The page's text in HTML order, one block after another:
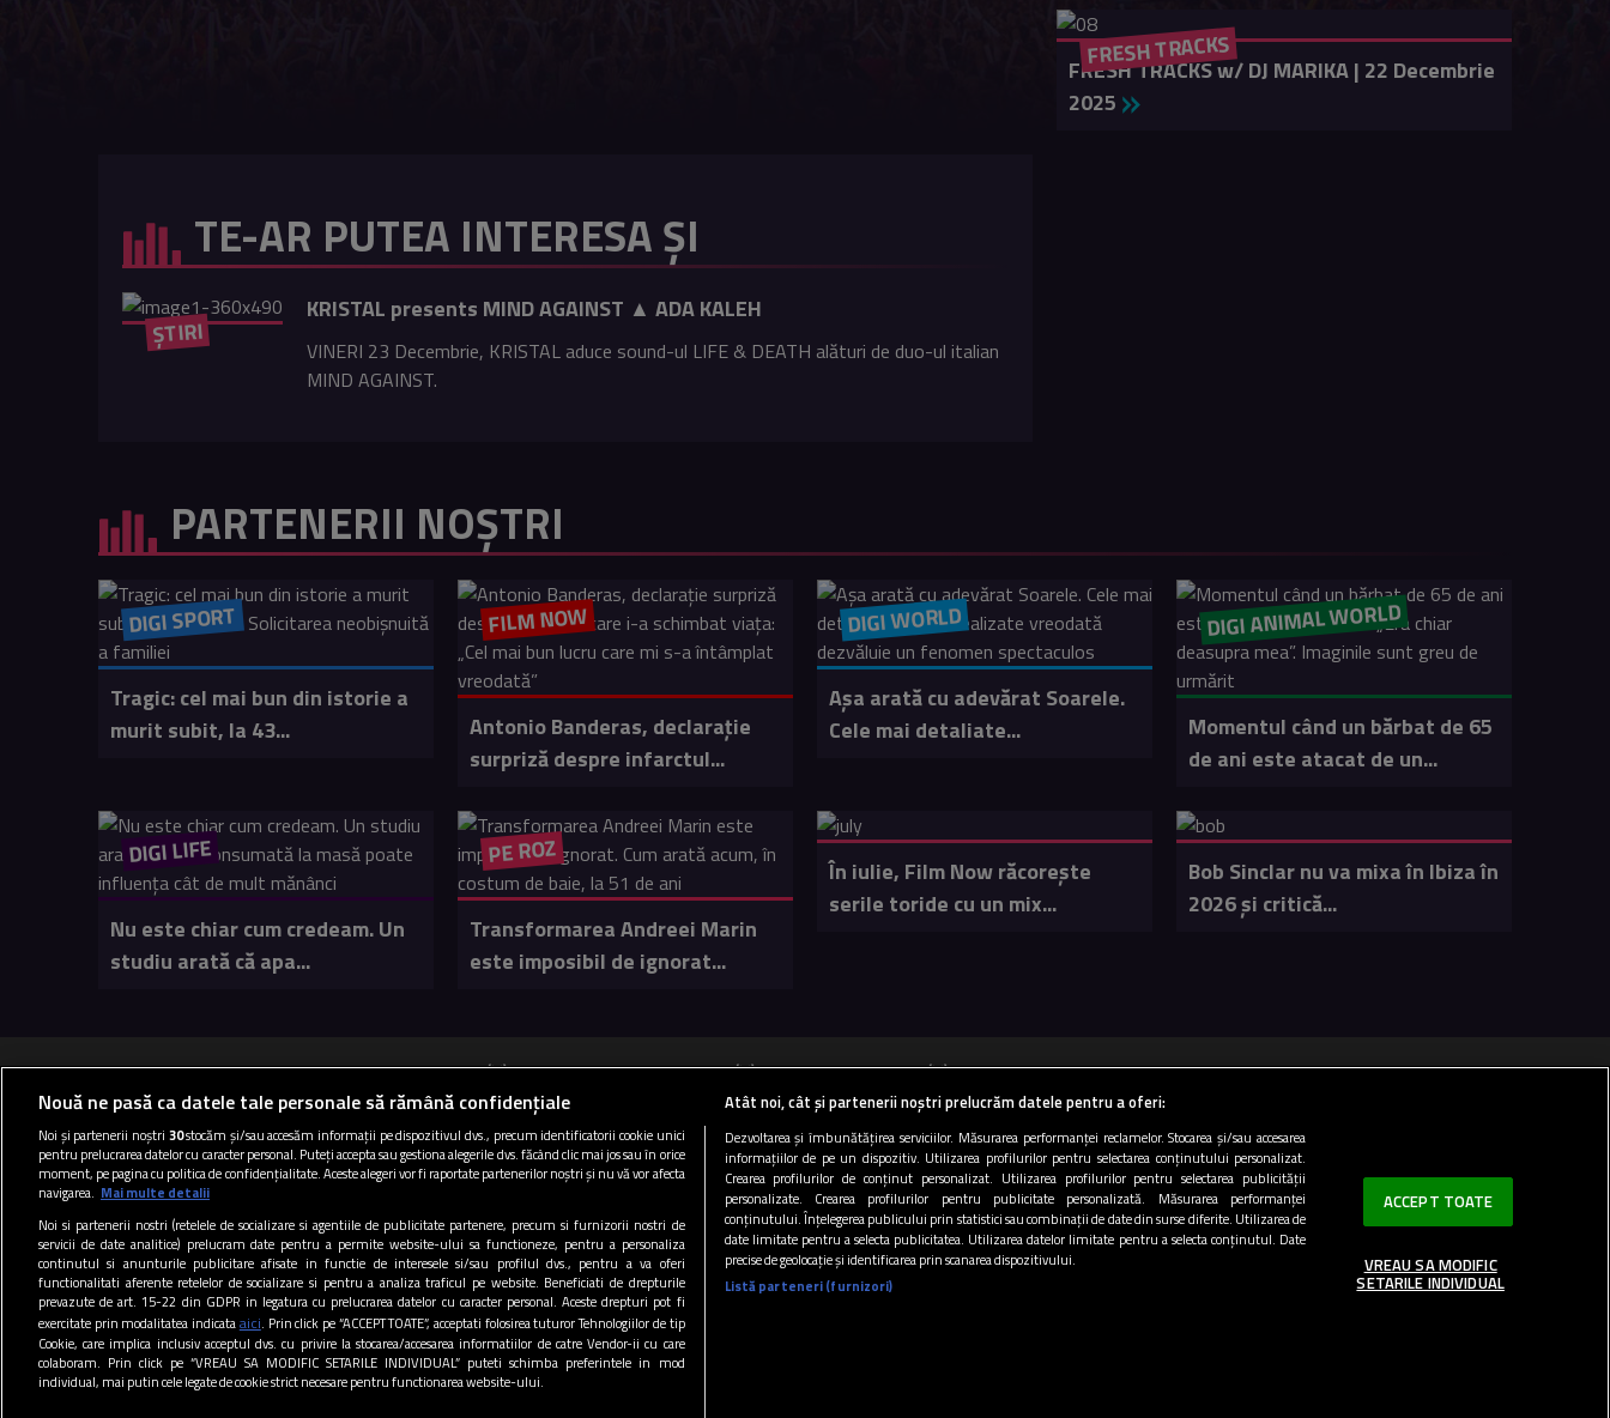
FRESH TRACKS
FRESH TRACKS w/ DJ MARIKA | 22 Decembrie
2025
TE-AR PUTEA INTERESA ȘI
ȘTIRI
KRISTAL presents MIND AGAINST ▲ ADA KALEH
VINERI 23 Decembrie, KRISTAL aduce sound-ul LIFE & DEATH alături de duo-ul italian
MIND AGAINST.
PARTENERII NOȘTRI
DIGI SPORT
Tragic: cel mai bun din istorie a
murit subit, la 43...
FILM NOW
Antonio Banderas, declarație
surpriză despre infarctul...
DIGI WORLD
Așa arată cu adevărat Soarele.
Cele mai detaliate...
DIGI ANIMAL WORLD
Momentul când un bărbat de 65
de ani este atacat de un...
DIGI LIFE
Nu este chiar cum credeam. Un
studiu arată că apa...
PE ROZ
Transformarea Andreei Marin
este imposibil de ignorat...
În iulie, Film Now răcorește
serile toride cu un mix...
Bob Sinclar nu va mixa în Ibiza în
2026 și critică...
București 89.5 FM Cluj 103 FM
Târgu Mureș 100 FM
Copyright © 2026 / DIGI ROMANIA S.A.
Termeni si conditii|Gestionați preferințele|Politica de confidentialitate|Arhiva Top 20
CONTACT/INFO CODUL ETIC
Urmărește-ne și pe:
Nouă ne pasă ca datele tale personale să rămână confidențiale
Noi și partenerii noștri 30stocăm și/sau accesăm informații pe dispozitivul dvs., precum identificatorii cookie unici
pentru prelucrarea datelor cu caracter personal. Puteți accepta sau gestiona alegerile dvs. făcând clic mai jos sau în orice
moment, pe pagina cu politica de confidențialitate. Aceste alegeri vor fi raportate partenerilor noștri și nu vă vor afecta
navigarea. Mai multe detalii
Noi si partenerii nostri (retelele de socializare si agentiile de publicitate partenere, precum si furnizorii nostri de
servicii de date analitice) prelucram date pentru a permite website-ului sa functioneze, pentru a personaliza
continutul si anunturile publicitare afisate in functie de interesele si/sau profilul dvs., pentru a va oferi
functionalitati aferente retelelor de socializare si pentru a analiza traficul pe website. Beneficiati de drepturile
prevazute de art. 15-22 din GDPR in legatura cu prelucrarea datelor cu caracter personal. Aceste drepturi pot fi
exercitate prin modalitatea indicataaici. Prin click pe “ACCEPT TOATE”, acceptati folosirea tuturor Tehnologiilor de tip
Cookie, care implica inclusiv acceptul dvs. cu privire la stocarea/accesarea informatiilor de catre Vendor-ii cu care
colaboram. Prin click pe “VREAU SA MODIFIC SETARILE INDIVIDUAL” puteti schimba preferintele in mod
individual, mai putin cele legate de cookie strict necesare pentru functionarea website-ului.
Atât noi, cât și partenerii noștri prelucrăm datele pentru a oferi:
Dezvoltarea și îmbunătățirea serviciilor. Măsurarea performanței reclamelor. Stocarea și/sau accesarea
informațiilor de pe un dispozitiv. Utilizarea profilurilor pentru selectarea conținutului personalizat.
Crearea profilurilor de conținut personalizat. Utilizarea profilurilor pentru selectarea publicității
personalizate. Crearea profilurilor pentru publicitate personalizată. Măsurarea performanței
conținutului. Înțelegerea publicului prin statistici sau combinații de date din surse diferite. Utilizarea de
date limitate pentru a selecta publicitatea. Utilizarea datelor limitate pentru a selecta conținutul. Date
precise de geolocație și identificarea prin scanarea dispozitivului.
Listă parteneri (furnizori)
ACCEPT TOATE
VREAU SA MODIFIC
SETARILE INDIVIDUAL